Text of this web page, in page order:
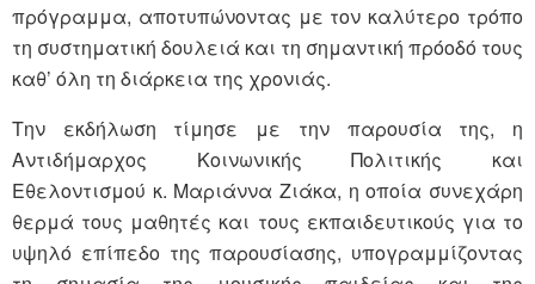
πρόγραμμα, αποτυπώνοντας με τον καλύτερο τρόπο
τη συστηματική δουλειά και τη σημαντική πρόοδό τους
καθ’ όλη τη διάρκεια της χρονιάς.
Την εκδήλωση τίμησε με την παρουσία της, η
Αντιδήμαρχος Κοινωνικής Πολιτικής και
Εθελοντισμού κ. Μαριάννα Ζιάκα, η οποία συνεχάρη
θερμά τους μαθητές και τους εκπαιδευτικούς για το
υψηλό επίπεδο της παρουσίασης, υπογραμμίζοντας